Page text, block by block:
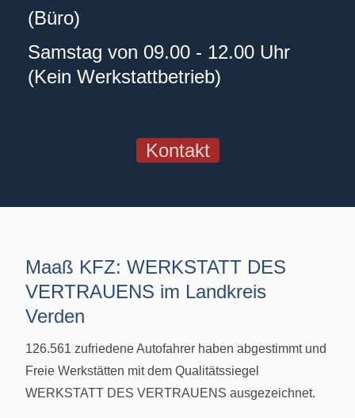
(Büro)
Samstag von 09.00 - 12.00 Uhr
(Kein Werkstattbetrieb)
Kontakt
Maaß KFZ: WERKSTATT DES
VERTRAUENS im Landkreis
Verden
126.561 zufriedene Autofahrer haben abgestimmt und
Freie Werkstätten mit dem Qualitätssiegel
WERKSTATT DES VERTRAUENS ausgezeichnet.